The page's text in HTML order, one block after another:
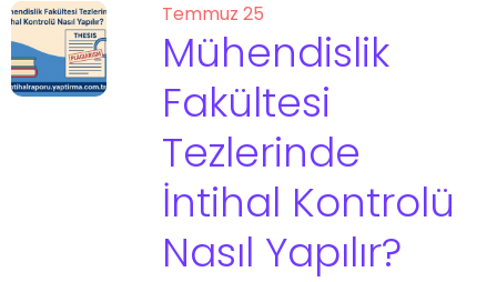
Temmuz 25
Mühendislik
Fakültesi
Tezlerinde
İntihal Kontrolü
Nasıl Yapılır?